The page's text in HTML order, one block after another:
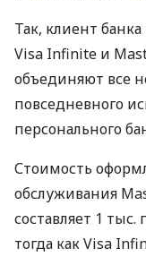
Так, клиент
Visa Infinite и
объединяют все
повседневного
персонального
Стоимость
обслуживания
составляет 1 тыс.
тогда как Visa